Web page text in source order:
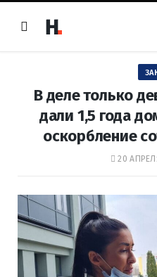
В деле только
дали 1,5 года
оскорбление
20